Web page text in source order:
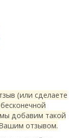
(или сделаете
добавим такой
отзывом.